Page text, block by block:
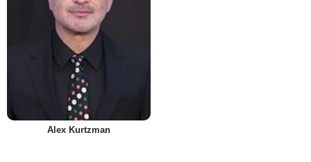
Alex Kurtzman